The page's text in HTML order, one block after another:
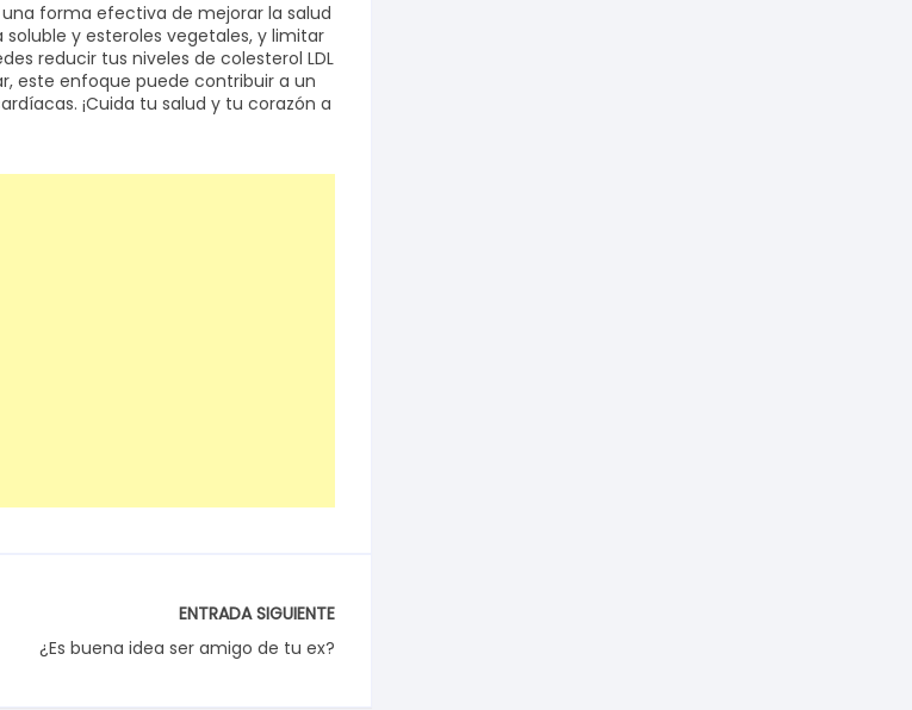
forma efectiva de mejorar la salud
y esteroles vegetales, y limitar
reducir tus niveles de colesterol LDL
este enfoque puede contribuir a un
¡Cuida tu salud y tu corazón a
ENTRADA SIGUIENTE
¿Es buena idea ser amigo de tu ex?